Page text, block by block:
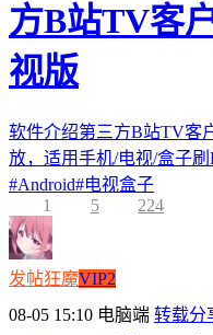
方B站TV客
视版
软件介绍第三方B站TV客
放，适用手机/电视/盒子
#Android#电视盒子
1
5 224
发帖狂魔VIP2
08-05 15:10 电脑端 转载分